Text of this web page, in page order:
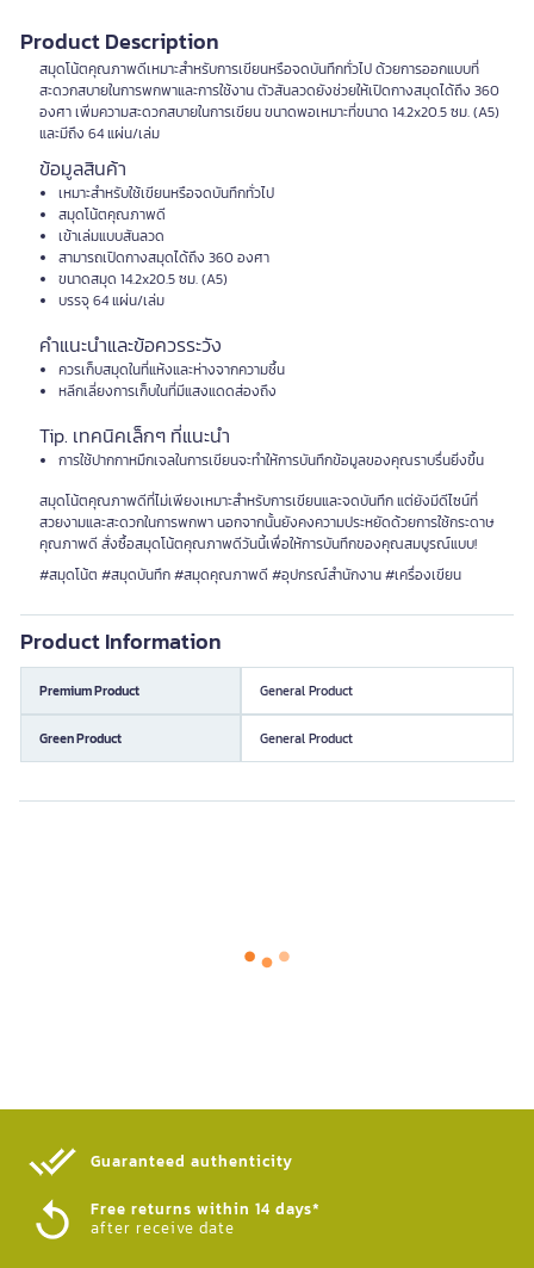
Product Description
สมุดโน้ตคุณภาพดีเหมาะสำหรับการเขียนหรือจดบันทึกทั่วไป ด้วยการออกแบบที่
สะดวกสบายในการพกพาและการใช้งาน ตัวสันลวดยังช่วยให้เปิดกางสมุดได้ถึง 360
องศา เพิ่มความสะดวกสบายในการเขียน ขนาดพอเหมาะที่ขนาด 14.2x20.5 ซม. (A5)
และมีถึง 64 แผ่น/เล่ม
ข้อมูลสินค้า
เหมาะสำหรับใช้เขียนหรือจดบันทึกทั่วไป
สมุดโน้ตคุณภาพดี
เข้าเล่มแบบสันลวด
สามารถเปิดกางสมุดได้ถึง 360 องศา
ขนาดสมุด 14.2x20.5 ซม. (A5)
บรรจุ 64 แผ่น/เล่ม
คำแนะนำและข้อควรระวัง
ควรเก็บสมุดในที่แห้งและห่างจากความชื้น
หลีกเลี่ยงการเก็บในที่มีแสงแดดส่องถึง
Tip. เทคนิคเล็กๆ ที่แนะนำ
การใช้ปากกาหมึกเจลในการเขียนจะทำให้การบันทึกข้อมูลของคุณราบรื่นยิ่งขึ้น
สมุดโน้ตคุณภาพดีที่ไม่เพียงเหมาะสำหรับการเขียนและจดบันทึก แต่ยังมีดีไซน์ที่
สวยงามและสะดวกในการพกพา นอกจากนั้นยังคงความประหยัดด้วยการใช้กระดาษ
คุณภาพดี สั่งซื้อสมุดโน้ตคุณภาพดีวันนี้เพื่อให้การบันทึกของคุณสมบูรณ์แบบ!
#สมุดโน้ต #สมุดบันทึก #สมุดคุณภาพดี #อุปกรณ์สำนักงาน #เครื่องเขียน
Product Information
Premium Product General Product
Green Product General Product
Guaranteed authenticity​
Free returns within 14 days*
after receive date